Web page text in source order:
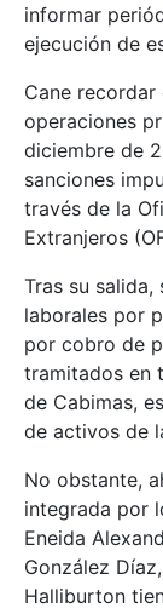
informar
ejecución de
Cane
operaciones
diciembre de
sanciones
través de la
Extranjeros
Tras su salida,
laborales por
por cobro de
tramitados en
de Cabimas,
de activos de
No obstante,
integrada por
Eneida
González
Halliburton